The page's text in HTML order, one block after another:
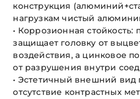
конструкция
нагрузкам чистый
• Коррозионная
защищает головку от
воздействия, а цинковое
от разрушения внутри
• Эстетичный внешний вид
отсутствие контрастных